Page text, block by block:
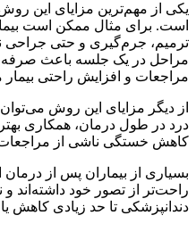
یکی از مهم‌ترین مزایای این
است. برای مثال ممکن است
ترمیم، جرم‌گیری و حتی جراحی
مراحل در یک جلسه باعث
مراجعات و افزایش راحتی
از دیگر مزایای این روش
درد در طول درمان، همکاری
کاهش خستگی ناشی از مراجعات
بسیاری از بیماران پس از درمان
راحت‌تر از تصور خود داشته‌اند
دندانپزشکی تا حد زیادی کاهش